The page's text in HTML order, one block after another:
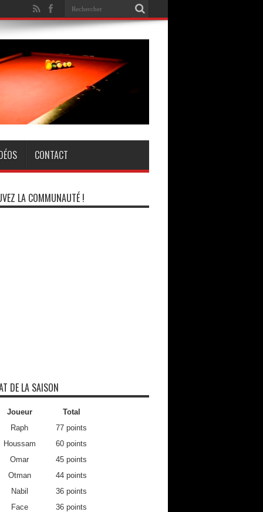
CONTACT
LA COMMUNAUTÉ !
DE LA SAISON
Joueur
Total
Raph
77 points
Houssam
60 points
Omar
45 points
Otman
44 points
Nabil
36 points
Face
36 points